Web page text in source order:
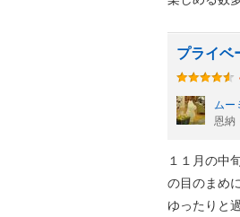
レスを採
案外、使
【バスル
バスルー
プライベ
ムー
恩納
１１月の中
の目のまめ
ゆったりと